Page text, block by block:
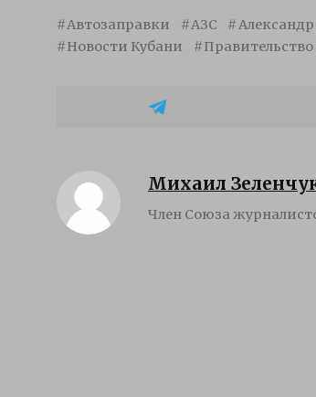
Автозаправки АЗС
Новости Кубани
Михаил
Член Союза